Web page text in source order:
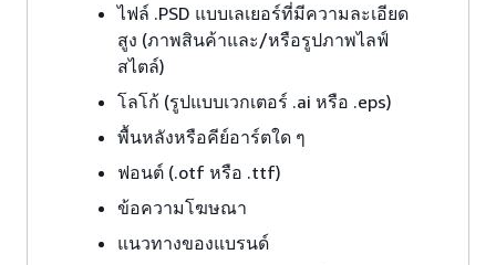
ไฟล์ .PSD แบบเลเยอร์ที่มีความละเอียด
สูง (ภาพสินค้าและ/หรือรูปภาพไลฟ์
สไตล์)
โลโก้ (รูปแบบเวกเตอร์ .ai หรือ .eps)
พื้นหลังหรือคีย์อาร์ตใด ๆ
ฟอนต์ (.otf หรือ .ttf)
ข้อความโฆษณา
แนวทางของแบรนด์